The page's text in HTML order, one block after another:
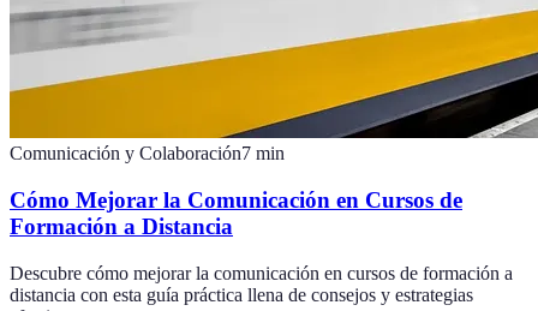
Comunicación y Colaboración7 min
Cómo Mejorar la Comunicación en Cursos de
Formación a Distancia
Descubre cómo mejorar la comunicación en cursos de formación a
distancia con esta guía práctica llena de consejos y estrategias